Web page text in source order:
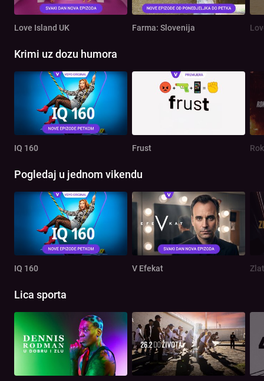
Love Island UK Farma: Slovenija
Krimi uz dozu humora
IQ 160 Frust
Pogledaj u jednom vikendu
IQ 160 V Efekat
Lica sporta